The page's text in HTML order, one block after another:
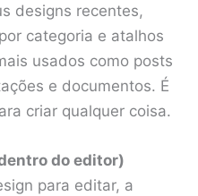
designs recentes,
categoria e atalhos
usados como posts
e documentos. É
criar qualquer coisa.
do editor)
para editar, a